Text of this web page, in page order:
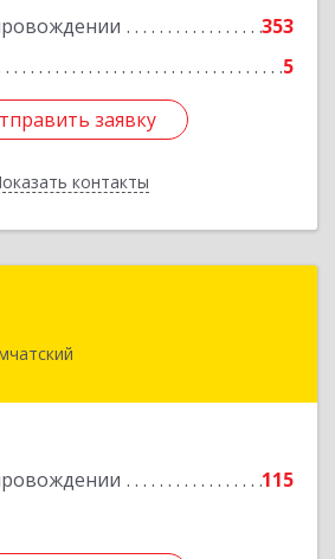
353
5
заявку
контакты
заявку
Назад
115
край, Петропавловск-
Подробнее